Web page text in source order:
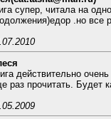
супер, читала на
.но все
действительно
раз прочитать. Будет